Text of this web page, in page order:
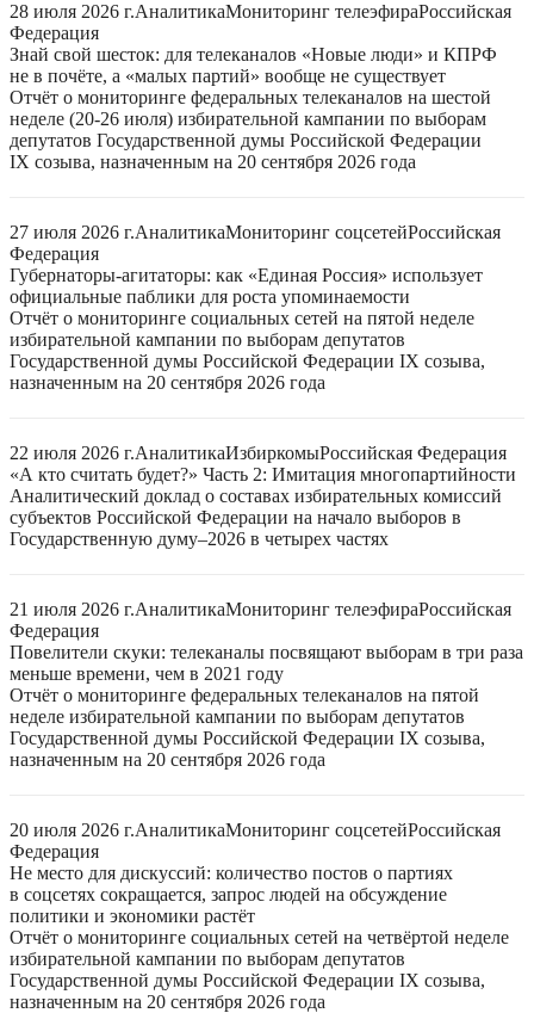
28 июля 2026 г.АналитикаМониторинг телеэфираРоссийская
Федерация
Знай свой шесток: для телеканалов «Новые люди» и КПРФ
не в почёте, а «малых партий» вообще не существует
Отчёт о мониторинге федеральных телеканалов на шестой
неделе (20-26 июля) избирательной кампании по выборам
депутатов Государственной думы Российской Федерации
IX созыва, назначенным на 20 сентября 2026 года
27 июля 2026 г.АналитикаМониторинг соцсетейРоссийская
Федерация
Губернаторы-агитаторы: как «Единая Россия» использует
официальные паблики для роста упоминаемости
Отчёт о мониторинге социальных сетей на пятой неделе
избирательной кампании по выборам депутатов
Государственной думы Российской Федерации IX созыва,
назначенным на 20 сентября 2026 года
22 июля 2026 г.АналитикаИзбиркомыРоссийская Федерация
«А кто считать будет?» Часть 2: Имитация многопартийности
Аналитический доклад о составах избирательных комиссий
субъектов Российской Федерации на начало выборов в
Государственную думу–2026 в четырех частях
21 июля 2026 г.АналитикаМониторинг телеэфираРоссийская
Федерация
Повелители скуки: телеканалы посвящают выборам в три раза
меньше времени, чем в 2021 году
Отчёт о мониторинге федеральных телеканалов на пятой
неделе избирательной кампании по выборам депутатов
Государственной думы Российской Федерации IX созыва,
назначенным на 20 сентября 2026 года
20 июля 2026 г.АналитикаМониторинг соцсетейРоссийская
Федерация
Не место для дискуссий: количество постов о партиях
в соцсетях сокращается, запрос людей на обсуждение
политики и экономики растёт
Отчёт о мониторинге социальных сетей на четвёртой неделе
избирательной кампании по выборам депутатов
Государственной думы Российской Федерации IX созыва,
назначенным на 20 сентября 2026 года